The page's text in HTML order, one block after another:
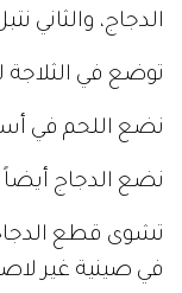
الدجاج، والثاني
توضع في الثلاجة
نضع اللحم في
نضع الدجاج
تشوى قطع الدجاج
في صينية غير